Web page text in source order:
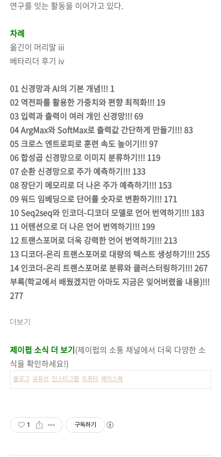
연구를 잇는 활동을 이어가고 있다.
차례
옮긴이 머리말 iii
베타리더 후기 iv
01 신경망과 AI의 기본 개념!!! 1
02 역전파를 활용한 가중치와 편향 최적화!!! 19
03 입력과 출력이 여러 개인 신경망!!! 69
04 ArgMax와 SoftMax로 출력값 간단하게 만들기!!! 83
05 크로스 엔트로피로 훈련 속도 높이기!!! 97
06 합성곱 신경망으로 이미지 분류하기!!! 119
07 순환 신경망으로 주가 예측하기!!! 133
08 장단기 메모리로 더 나은 주가 예측하기!!! 153
09 워드 임베딩으로 단어를 숫자로 변환하기!!! 171
10 Seq2seq와 인코더-디코더 모델로 언어 번역하기!!! 183
11 어텐션으로 더 나은 언어 번역하기!!! 199
12 트랜스포머로 더욱 강력한 언어 번역하기!!! 213
13 디코더-온리 트랜스포머로 대량의 텍스트 생성하기!!! 255
14 인코더-온리 트랜스포머로 분류와 클러스터링하기!!! 267
부록(학교에서 배웠겠지만 아마도 지금은 잊어버렸을 내용)!!!
277
더보기
제이펍 소식 더 보기(제이펍의 소통 채널에서 더욱 다양한 소
식을 확인하세요!)
블로그 유튜브 인스타그램 트위터 페이스북
1 구독하기